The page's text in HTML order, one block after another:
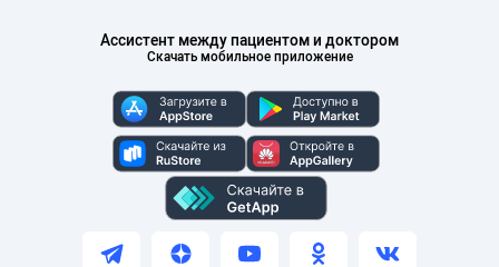
Ассистент между пациентом и доктором
Скачать мобильное приложение